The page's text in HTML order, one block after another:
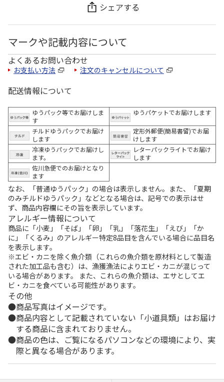
シェアする
マークや記載内容について
よくあるお問い合わせ
お支払い方法 注文のキャンセルについて
配送情報について
ゆうパック等でお届けしま
す
ゆうパケットでお届けします
チルドゆうパックでお届け
します
定形外郵便(簡易書留)でお届
けします
冷凍ゆうパックでお届けし
ます。
レターパックライトでお届け
します
佐川急便でのお届けとなり
ます
なお、「普通ゆうパック」の場合は表示しません。また、「夏期
のみチルドゆうパック」などとなる場合は、記号での表示はせ
ず、商品内容欄にその旨を表示しています。
アレルギー情報について
商品に「小麦」「そば」「卵」「乳」「落花生」「えび」「か
に」「くるみ」のアレルギー特定8品目を含んでいる場合に品目名
を表示します。
※エビ・カニを除く魚介類（これらの魚介類を原材料として製造
された加工品も含む）は、漁獲漁法によりエビ・カニが混じって
いる場合があります。 また、これらの魚介類は、エサとしてエ
ビ・カニを食べている可能性があります。
その他
商品写真はイメージです。
商品内容として記載されていない「小道具類」はお届け
する商品に含まれておりません。
商品の色は、ご覧になるパソコンなどの環境により、実
際と異なる場合があります。